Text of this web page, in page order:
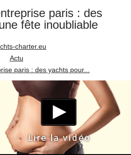
paris : des
fête inoubliable
charter.eu
Actu
paris : des yachts pour...